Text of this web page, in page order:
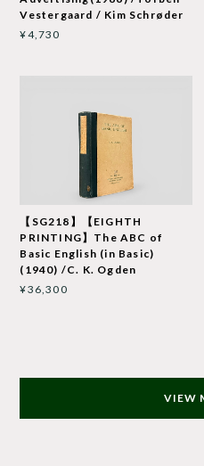
Vestergaard / Kim Schrøder
¥4,730
【SG218】【EIGHTH
PRINTING】The ABC of
Basic English (in Basic)
(1940) /C. K. Ogden
¥36,300
VIEW